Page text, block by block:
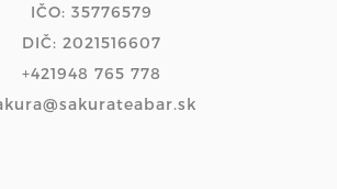
IČO: 35776579
DIČ: 2021516607
+421948 765 778